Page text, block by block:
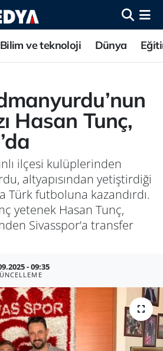
Bilim ve teknoloji Dünya
Hasan Tunç,
ilçesi kulüplerinden
altyapısından yetiştirdiği
Türk futboluna kazandırdı.
yetenek Hasan Tunç,
Sivasspor’a transfer
- 09:35